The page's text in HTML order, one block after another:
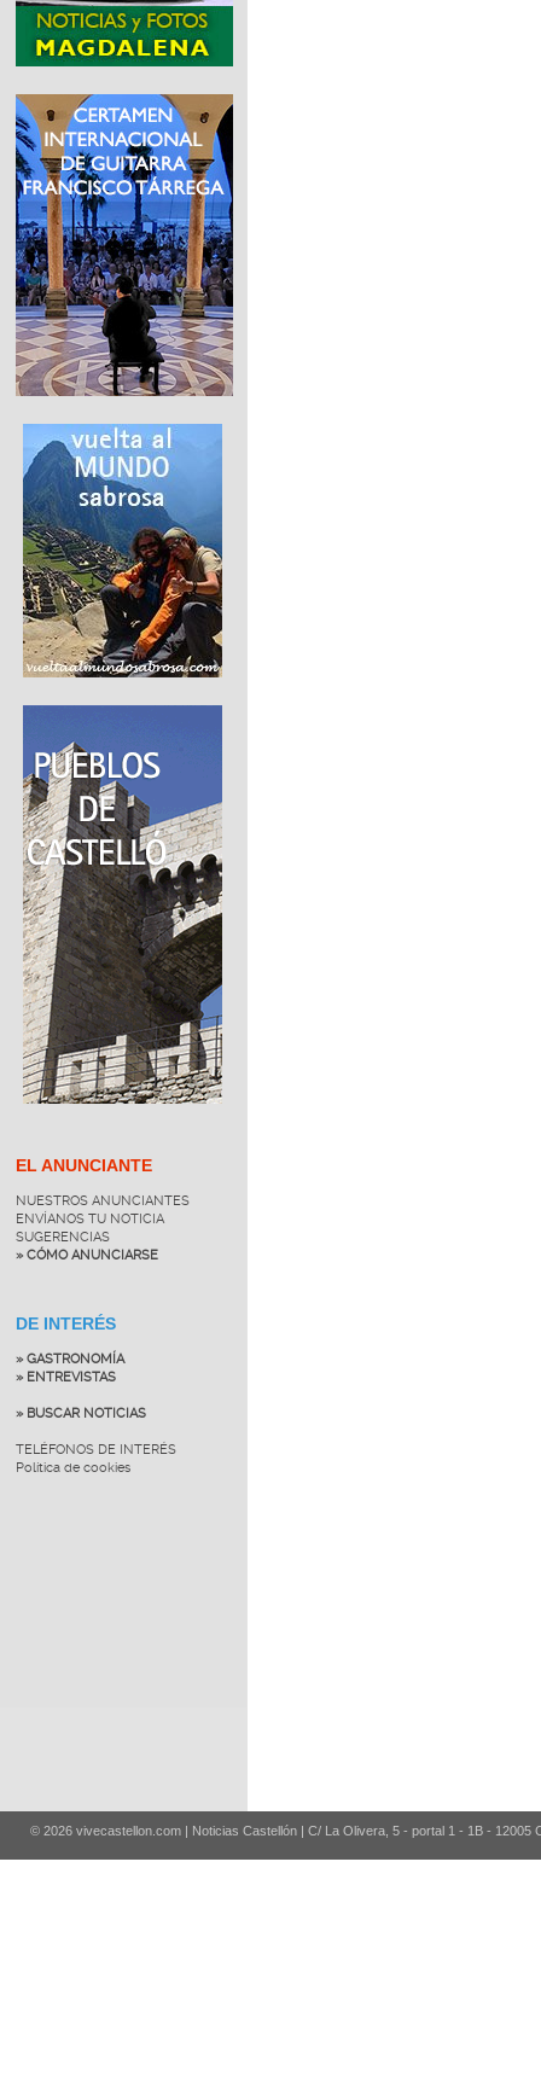
EL ANUNCIANTE
NUESTROS ANUNCIANTES
ENVÍANOS TU NOTICIA
SUGERENCIAS
» CÓMO ANUNCIARSE
DE INTERÉS
» GASTRONOMÍA
» ENTREVISTAS
» BUSCAR NOTICIAS
TELÉFONOS DE INTERÉS
Política de cookies
© 2026 vivecastellon.com | Noticias Castellón | C/ La Olivera, 5 - portal 1 - 1B - 12005